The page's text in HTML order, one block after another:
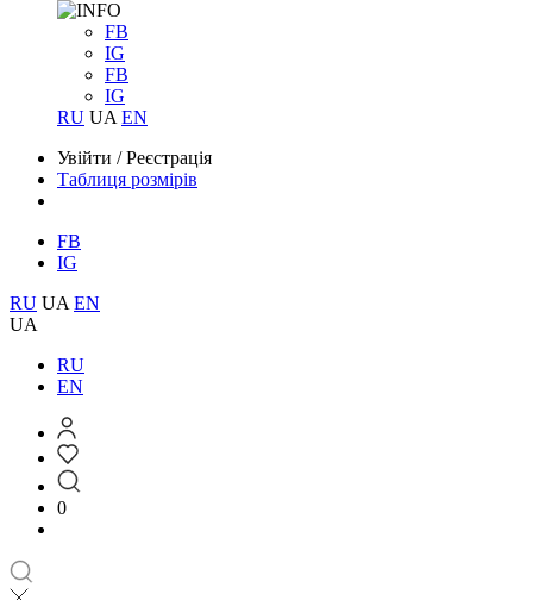
FB
IG
FB
IG
RU UA EN
Увійти /Реєстрація
Таблиця розмірів
FB
IG
RU UA EN
UA
RU
EN
0